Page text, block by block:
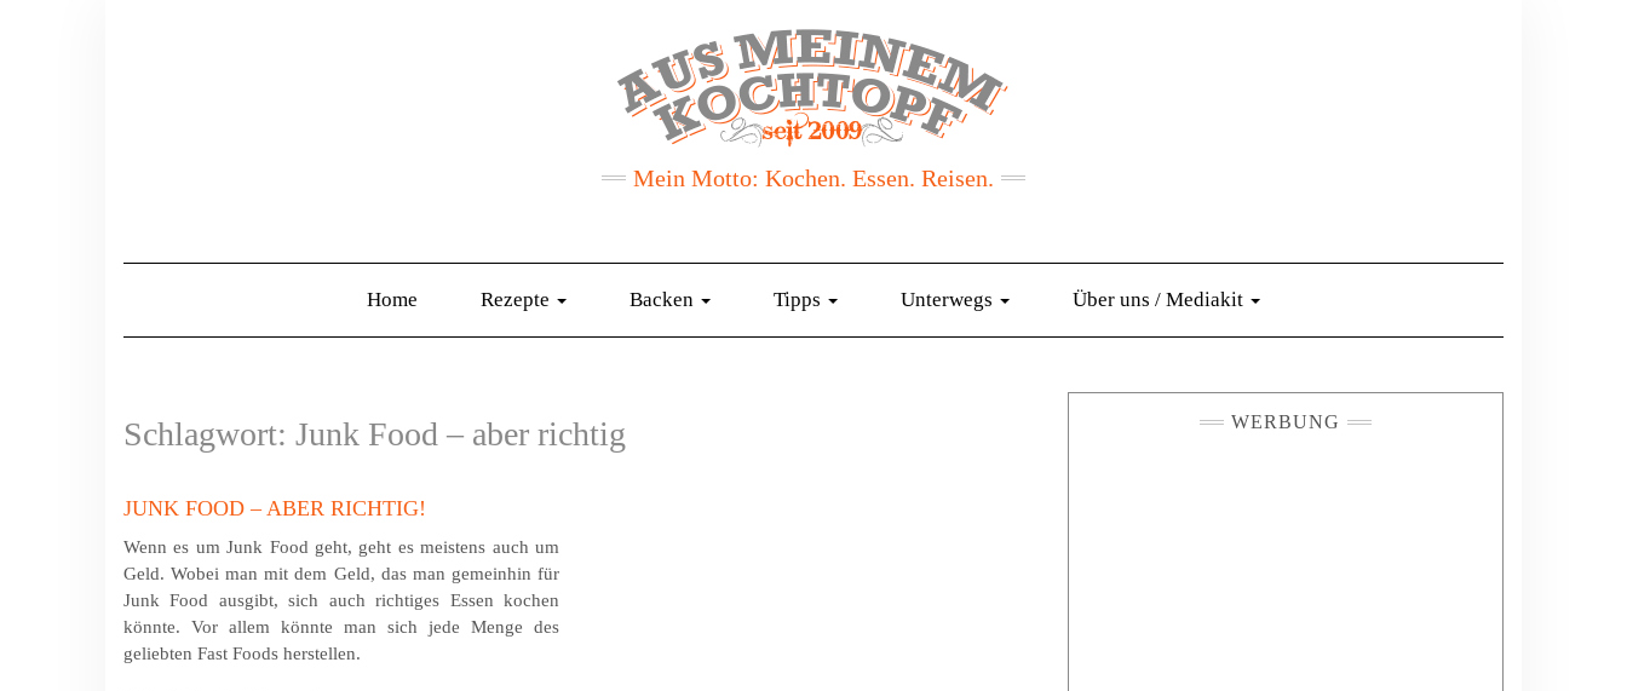
Mein Motto: Kochen. Essen. Reisen.
Home Rezepte Backen Tipps Unterwegs Über uns / Mediakit
Schlagwort: Junk Food – aber richtig
JUNK FOOD – ABER RICHTIG!
Wenn es um Junk Food geht, geht es meistens auch um
Geld. Wobei man mit dem Geld, das man gemeinhin für
Junk Food ausgibt, sich auch richtiges Essen kochen
könnte. Vor allem könnte man sich jede Menge des
geliebten Fast Foods herstellen.
WERBUNG